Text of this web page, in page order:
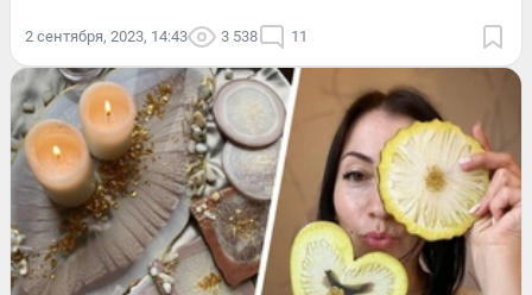
2 сентября, 2023, 14:43 3 538 11